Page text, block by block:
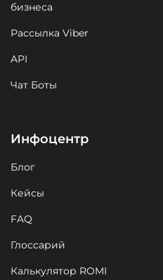
бизнеса
Рассылка Viber
API
Чат Боты
Инфоцентр
Блог
Кейсы
FAQ
Глоссарий
Калькулятор ROMI